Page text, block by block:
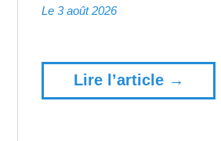
Le 3 août 2026
Lire l’article →